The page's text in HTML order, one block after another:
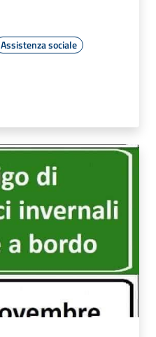
Assistenza sociale